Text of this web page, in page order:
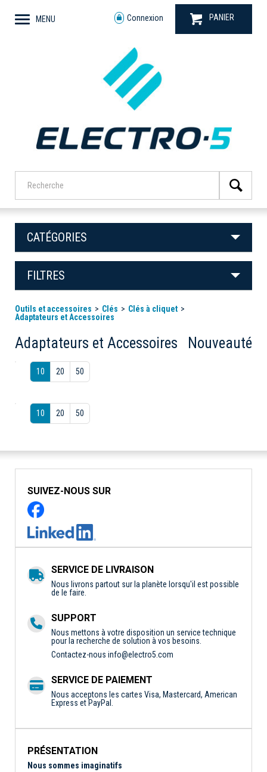
MENU Connexion PANIER
CATÉGORIES
FILTRES
Outils et accessoires Clés
Clés à cliquet
Adaptateurs et Accessoires
Adaptateurs et Accessoires Nouveauté
10 20 50
10 20 50
SUIVEZ-NOUS SUR
SERVICE DE LIVRAISON
Nous livrons partout sur la planète lorsqu'il est possible
de le faire.
SUPPORT
Nous mettons à votre disposition un service technique
pour la recherche de solution à vos besoins.
Contactez-nous info@electro5.com
SERVICE DE PAIEMENT
Nous acceptons les cartes Visa, Mastercard, American
Express et PayPal.
PRÉSENTATION
Nous sommes imaginatifs